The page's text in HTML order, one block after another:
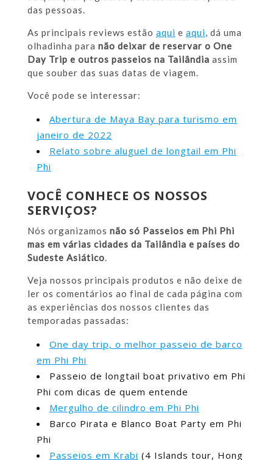
das pessoas.
As principais reviews estão aqui e aqui, dá uma
olhadinha para não deixar de reservar o One
Day Trip e outros passeios na Tailândia assim
que souber das suas datas de viagem.
Você pode se interessar:
Abertura de Maya Bay para turismo em
janeiro de 2022
Relato sobre aluguel de longtail em Phi
Phi
VOCÊ CONHECE OS NOSSOS
SERVIÇOS?
Nós organizamos não só Passeios em Phi Phi
mas em várias cidades da Tailândia e países do
Sudeste Asiático.
Veja nossos principais produtos e não deixe de
ler os comentários ao final de cada página com
as experiências dos nossos clientes das
temporadas passadas:
One day trip, o melhor passeio de barco
em Phi Phi
Passeio de longtail boat privativo em Phi
Phi com dicas de quem entende
Mergulho de cilindro em Phi Phi
Barco Pirata e Blanco Boat Party em Phi
Phi
Passeios em Krabi (4 Islands tour, Hong